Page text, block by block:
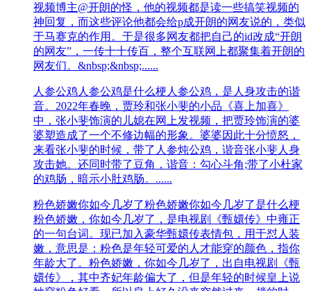
视频‌‌‌‌‌‌‌‌‌‌‌‌‌博主@开朗的怪，他的视频都是读一些搞笑视频的
神回复，而这些评论他都会给p成开朗的网友说的，类似
于马赛克的作用。于是很多网友都把自己的id改成“开朗
的网友”，一传十十传百，整个互联网上都聚集着开朗的
网友们。&nbsp;&nbsp;......
人参公鸡人参公鸡是什么梗​人参公鸡，是人‌‌‌‌‌‌‌‌‌‌身攻击的谐
音。2022年春晚，贾玲和张小斐的小品《喜上加喜》
中，张小斐饰演的儿媳在网上发视频，把贾玲饰演的婆
婆塑造成了一个不修边幅的形象。婆婆因此十分愤怒，
来看张小斐的时候，带了人参炖公鸡，谐音张小斐人身
攻击她。还同时带了豆角，谐音：勾心斗角;带了小杜家
的鸡肠，暗示小肚鸡肠。......
粉色娇嫩你如今几岁了粉色娇嫩你如今几岁了是什么梗
粉色娇嫩，你如今几岁了，是电视剧《甄嬛传》中雍正
的一句台词。现已加入豪华甄嬛传表情包，用于怼人装
嫩，意思是：粉色是年轻可爱的人才能穿的颜色，指你
年龄大了。粉色娇嫩，你如今几岁了，出自电视剧《甄
嬛传》，其中齐妃年龄偏大了，但是年轻的时候皇上说